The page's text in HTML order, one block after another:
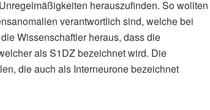
herauszufinden. So wollten
verantwortlich sind, welche bei
Wissenschaftler heraus, dass die
als S1DZ bezeichnet wird. Die
die auch als Interneurone bezeichnet